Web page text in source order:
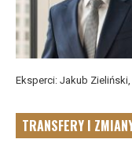
Eksperci: Jakub Zieliński,
TRANSFERY I